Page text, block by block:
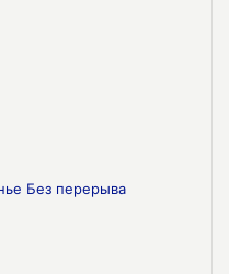
Без перерыва